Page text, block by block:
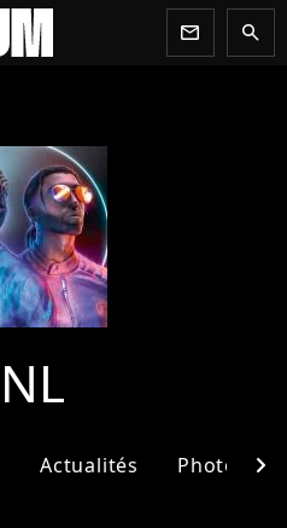
newsletter search
Actualités Photos chevron_right